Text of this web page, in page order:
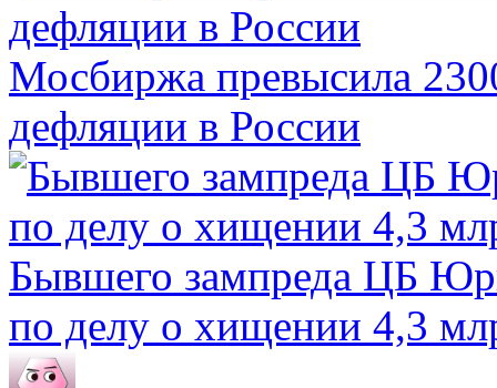
Мосбиржа превысила
дефляции в России
Бывшего зампреда ЦБ
по делу о хищении 4,3